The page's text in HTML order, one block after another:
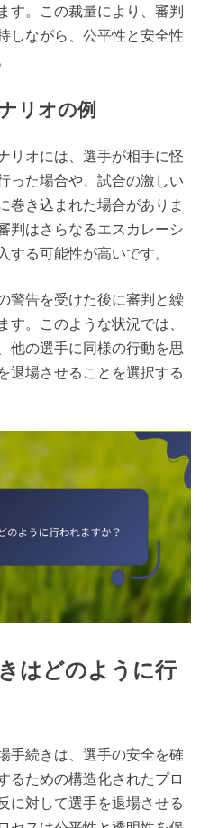
す。この裁量により、審判
しながら、公平性と安全性
リオの例
リオには、選手が相手に怪
った場合や、試合の激しい
巻き込まれた場合がありま
判はさらなるエスカレーシ
する可能性が高いです。
警告を受けた後に審判と繰
す。このような状況では、
他の選手に同様の行動を思
退場させることを選択する
はどのように行
手続きは、選手の安全を確
るための構造化されたプロ
に対して選手を退場させる